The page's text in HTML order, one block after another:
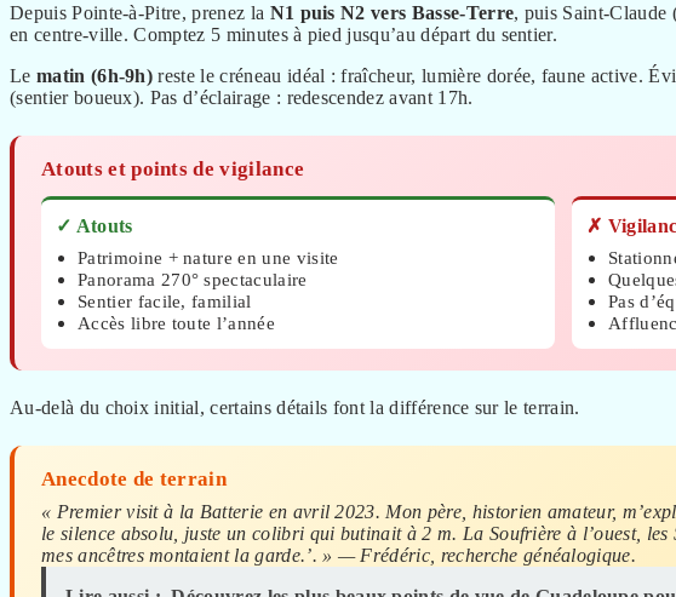
Depuis Pointe-à-Pitre, prenez la N1 puis N2 vers Basse-Terre, puis Saint-Claude
en centre-ville. Comptez 5 minutes à pied jusqu’au départ du sentier.
Le matin (6h-9h) reste le créneau idéal : fraîcheur, lumière dorée, faune active.
(sentier boueux). Pas d’éclairage : redescendez avant 17h.
Atouts et points de vigilance
✓ Atouts
Patrimoine + nature en une visite
Panorama 270° spectaculaire
Sentier facile, familial
Accès libre toute l’année
✗
Pas
Au-delà du choix initial, certains détails font la différence sur le terrain.
Anecdote de terrain
« Premier visit à la Batterie en avril 2023. Mon père, historien amateur,
le silence absolu, juste un colibri qui butinait à 2 m. La Soufrière à l’ouest, les
mes ancêtres montaient la garde.’. » — Frédéric, recherche généalogique.